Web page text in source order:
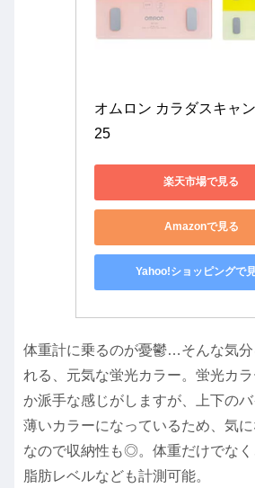
オムロン カラダスキャ
25
楽天市場で見る
Amazonで見る
Yahoo!ショッピングで
体重計に乗るのが憂鬱…そんな気分
れる、元気な蛍光カラー。蛍光カ
か派手な感じがしますが、上下の
薄いカラーになっているため、気
なので収納性も◎。体重だけでな
脂肪レベルなども計測可能。